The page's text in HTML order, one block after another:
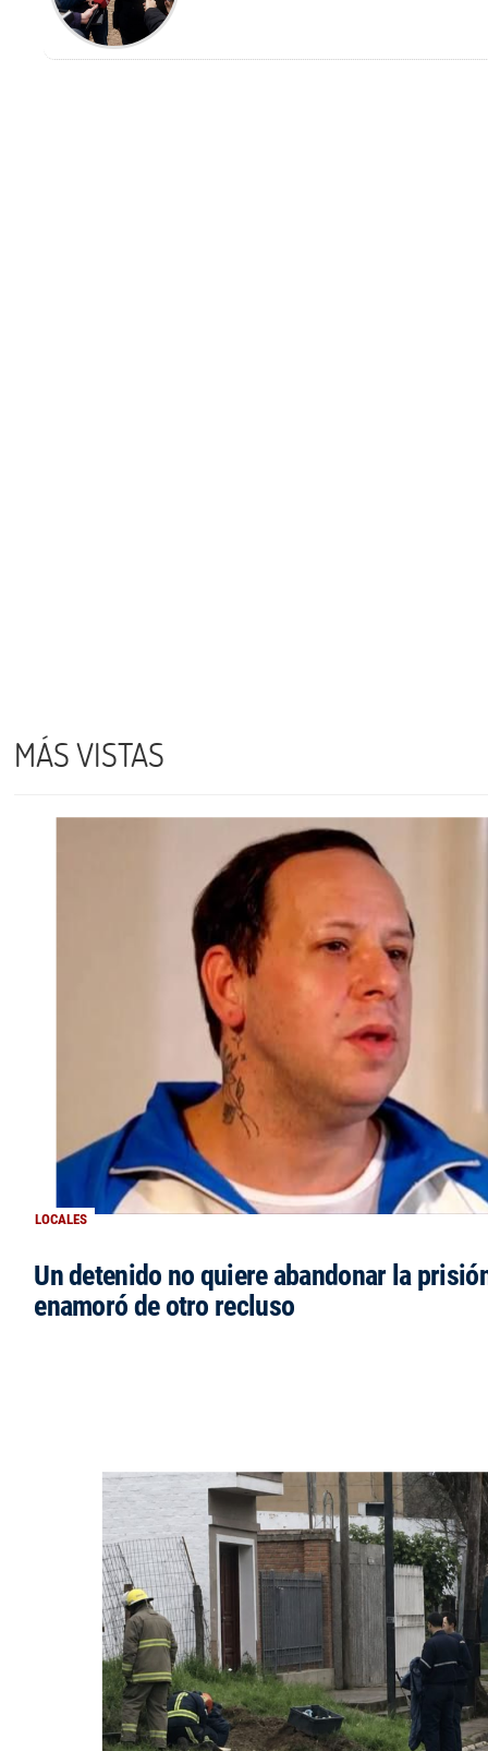
MÁS VISTAS
LOCALES
Un detenido no quiere abandonar la
enamoró de otro recluso